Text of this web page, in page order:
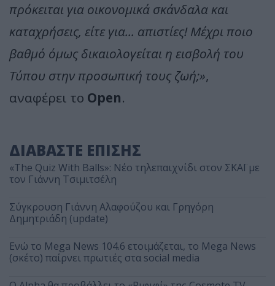
πρόκειται για οικονομικά σκάνδαλα και
καταχρήσεις, είτε για... απιστίες! Μέχρι ποιο
βαθμό όμως δικαιολογείται η εισβολή του
Τύπου στην προσωπική τους ζωή;»,
αναφέρει το Open.
ΔΙΑΒΑΣΤΕ ΕΠΙΣΗΣ
«The Quiz With Balls»: Νέο τηλεπαιχνίδι στον ΣΚΑΪ με
τον Γιάννη Τσιμιτσέλη
Σύγκρουση Γιάννη Αλαφούζου και Γρηγόρη
Δημητριάδη (update)
Ενώ το Mega News 104.6 ετοιμάζεται, το Mega News
(σκέτο) παίρνει πρωτιές στα social media